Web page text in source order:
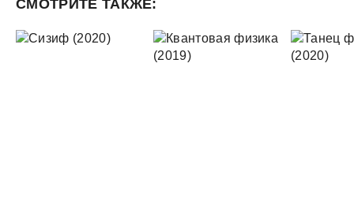
СМОТРИТЕ ТАКЖЕ: